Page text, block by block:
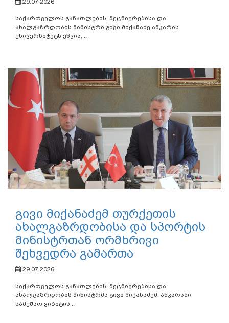
29.07.2026
საქართველოს განათლების, მეცნიერებისა და
ახალგაზრდობის მინისტრი გივი მიქანაძე ანკარის
უნივერსიტეტს ეწვია,...
გივი მიქანაძემ თურქეთის
ახალგაზრდობისა და სპორტის
მინისტრთან ორმხრივი
შეხვედრა გამართა
29.07.2026
საქართველოს განათლების, მეცნიერებისა და
ახალგაზრდობის მინისტრმა გივი მიქანაძემ, ანკარაში
სამუშაო ვიზიტის...